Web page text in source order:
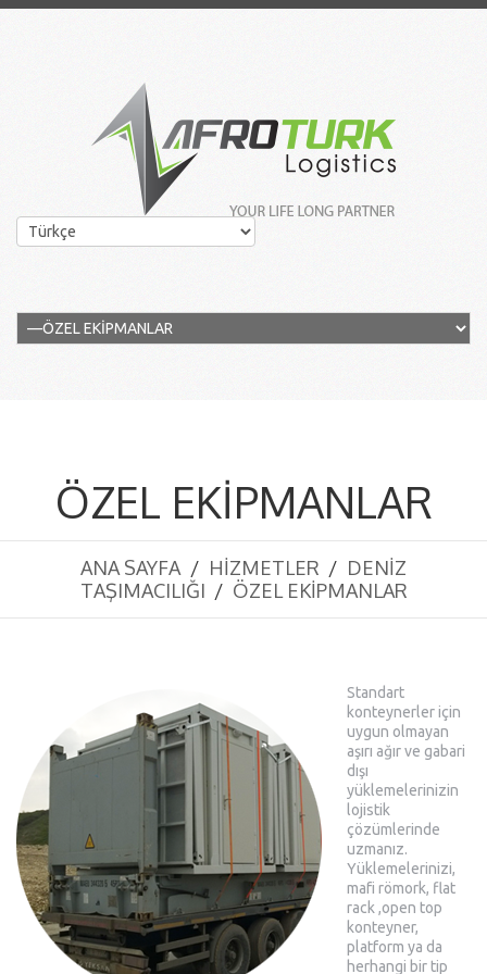
ÖZEL EKİPMANLAR
ANA SAYFA HIZMETLER
DENİZ
TAŞIMACILIĞI
ÖZEL EKİPMANLAR
Standart
konteynerler için
uygun olmayan
aşırı ağır ve gabari
dışı
yüklemelerinizin
lojistik
çözümlerinde
uzmanız.
Yüklemelerinizi,
mafi römork, flat
rack ,open top
konteyner,
platform ya da
herhangi bir tip